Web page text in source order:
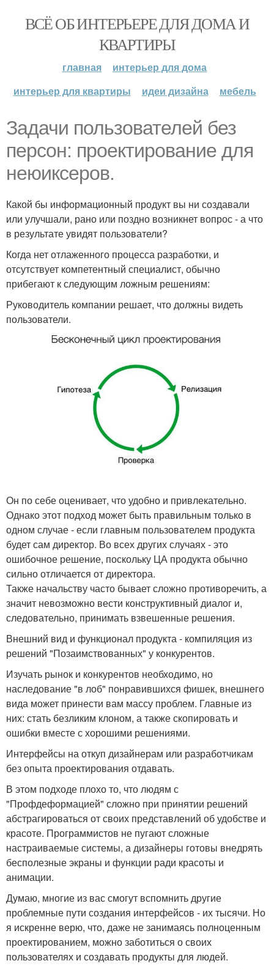
ВСЁ ОБ ИНТЕРЬЕРЕ ДЛЯ ДОМА И
КВАРТИРЫ
главная
интерьер для дома
интерьер для квартиры
идеи дизайна мебель
Задачи пользователей без
персон: проектирование для
неюиксеров.
Какой бы информационный продукт вы ни создавали
или улучшали, рано или поздно возникнет вопрос - а что
в результате увидят пользователи?
Когда нет отлаженного процесса разработки, и
отсутствует компетентный специалист, обычно
прибегают к следующим ложным решениям:
Руководитель компании решает, что должны видеть
пользователи.
Он по себе оценивает, что удобно и привлекательно.
Однако этот подход может быть правильным только в
одном случае - если главным пользователем продукта
будет сам директор. Во всех других случаях - это
ошибочное решение, поскольку ЦА продукта обычно
сильно отличается от директора.
Также начальству часто бывает сложно противоречить, а
значит невозможно вести конструктивный диалог и,
следовательно, принимать взвешенные решения.
Внешний вид и функционал продукта - компиляция из
решений "Позаимствованных" у конкурентов.
Изучать рынок и конкурентов необходимо, но
наследование "в лоб" понравившихся фишек, внешнего
вида может принести вам массу проблем. Главные из
них: стать безликим клоном, а также скопировать и
ошибки вместе с хорошими решениями.
Интерфейсы на откуп дизайнерам или разработчикам
без опыта проектирования отдавать.
В этом подходе плохо то, что людям с
"Профдеформацией" сложно при принятии решений
абстрагироваться от своих представлений об удобстве и
красоте. Программистов не пугают сложные
настраиваемые системы, а дизайнеры готовы внедрять
бесполезные экраны и функции ради красоты и
анимации.
Думаю, многие из вас смогут вспомнить другие
проблемные пути создания интерфейсов - их тысячи. Но
я искренне верю, что, даже не занимаясь полноценным
проектированием, можно заботиться о своих
пользователях и создавать продукты для людей.